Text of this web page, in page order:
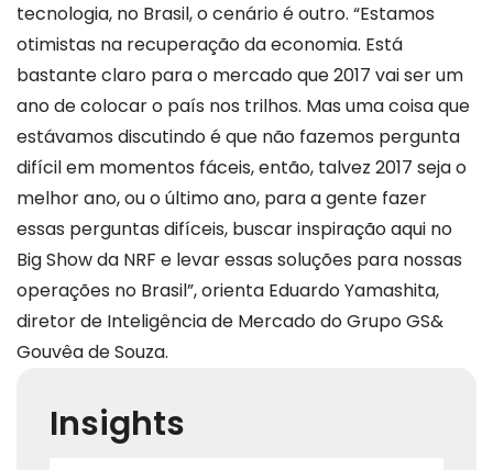
tecnologia, no Brasil, o cenário é outro. “Estamos
otimistas na recuperação da economia. Está
bastante claro para o mercado que 2017 vai ser um
ano de colocar o país nos trilhos. Mas uma coisa que
estávamos discutindo é que não fazemos pergunta
difícil em momentos fáceis, então, talvez 2017 seja o
melhor ano, ou o último ano, para a gente fazer
essas perguntas difíceis, buscar inspiração aqui no
Big Show da NRF e levar essas soluções para nossas
operações no Brasil”, orienta Eduardo Yamashita,
diretor de Inteligência de Mercado do Grupo GS&
Gouvêa de Souza.
Insights